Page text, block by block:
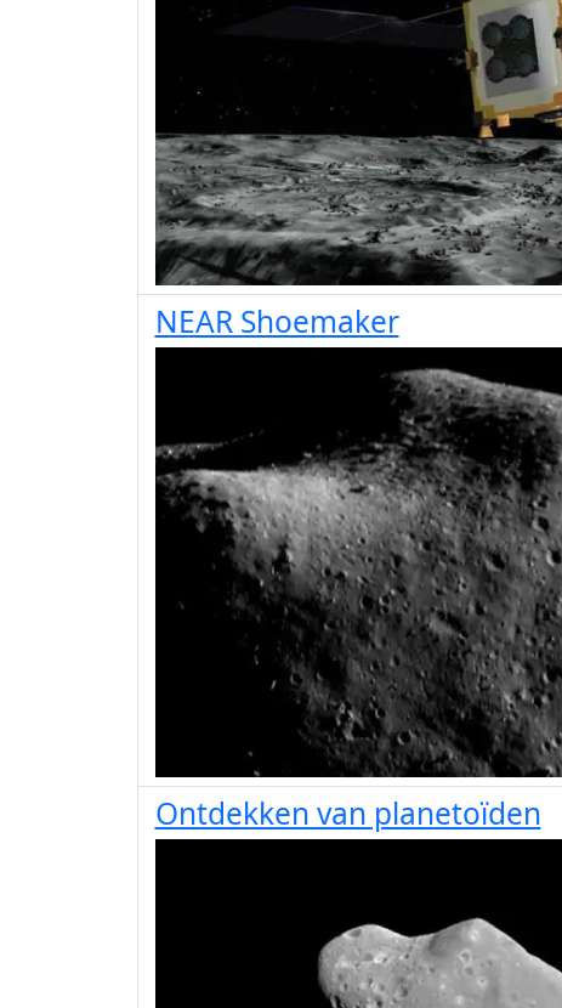
NEAR Shoemaker
Ontdekken van planetoïden